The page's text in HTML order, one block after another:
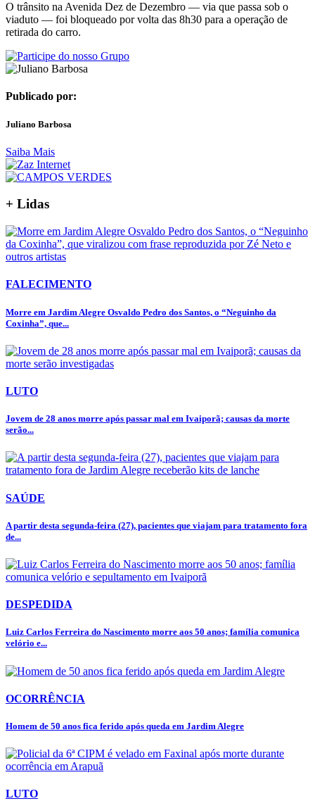
O trânsito na Avenida Dez de Dezembro — via que passa sob o
viaduto — foi bloqueado por volta das 8h30 para a operação de
retirada do carro.
Publicado por:
Juliano Barbosa
Saiba Mais
+ Lidas
FALECIMENTO
Morre em Jardim Alegre Osvaldo Pedro dos Santos, o “Neguinho da
Coxinha”, que...
LUTO
Jovem de 28 anos morre após passar mal em Ivaiporã; causas da morte
serão...
SAÚDE
A partir desta segunda-feira (27), pacientes que viajam para tratamento fora
de...
DESPEDIDA
Luiz Carlos Ferreira do Nascimento morre aos 50 anos; família comunica
velório e...
OCORRÊNCIA
Homem de 50 anos fica ferido após queda em Jardim Alegre
LUTO